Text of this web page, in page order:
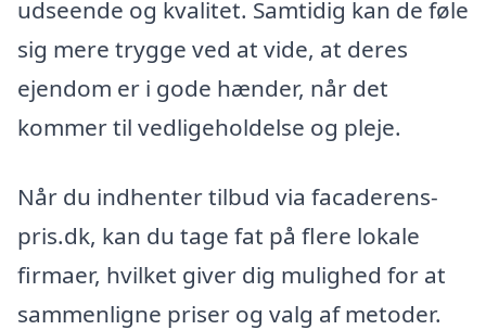
udseende og kvalitet. Samtidig kan de føle
sig mere trygge ved at vide, at deres
ejendom er i gode hænder, når det
kommer til vedligeholdelse og pleje.
Når du indhenter tilbud via facaderens-
pris.dk, kan du tage fat på flere lokale
firmaer, hvilket giver dig mulighed for at
sammenligne priser og valg af metoder.